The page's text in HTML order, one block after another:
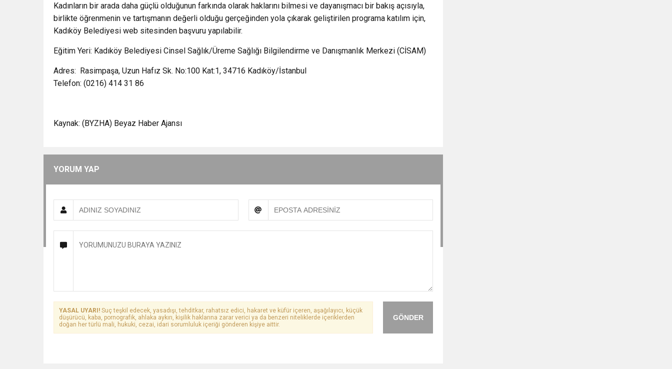
Kadınların bir arada daha güçlü olduğunun farkında olarak haklarını bilmesi ve dayanışmacı bir bakış açısıyla,
birlikte öğrenmenin ve tartışmanın değerli olduğu gerçeğinden yola çıkarak geliştirilen programa katılım için,
Kadıköy Belediyesi web sitesinden başvuru yapılabilir.
Eğitim Yeri: Kadıköy Belediyesi Cinsel Sağlık/Üreme Sağlığı Bilgilendirme ve Danışmanlık Merkezi (CİSAM)
Adres: Rasimpaşa, Uzun Hafız Sk. No:100 Kat:1, 34716 Kadıköy/İstanbul
Telefon: (0216) 414 31 86
Kaynak: (BYZHA) Beyaz Haber Ajansı
YORUM YAP
GÖNDER
YASAL UYARI! Suç teşkil edecek, yasadışı, tehditkar, rahatsız edici, hakaret ve küfür içeren, aşağılayıcı, küçük
düşürücü, kaba, pornografik, ahlaka aykırı, kişilik haklarına zarar verici ya da benzeri niteliklerde içeriklerden
doğan her türlü mali, hukuki, cezai, idari sorumluluk içeriği gönderen kişiye aittir.